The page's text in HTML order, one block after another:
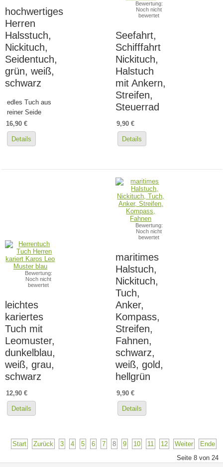
hochwertiges
Herren
Halsstuch,
Nickituch,
Seidentuch,
grün, weiß,
schwarz
edles Tuch aus
reiner Seide
16,90 €
Details
Bewertung:
Noch nicht
bewertet
Seefahrt,
Schifffahrt
Nickituch,
Halstuch
mit Ankern,
Streifen,
Steuerrad
9,90 €
Details
Bewertung:
Noch nicht
bewertet
leichtes
kariertes
Tuch mit
Leomuster,
dunkelblau,
weiß, grau,
schwarz
12,90 €
Details
Bewertung:
Noch nicht
bewertet
maritimes
Halstuch,
Nickituch,
Tuch,
Anker,
Kompass,
Streifen,
Fahnen,
schwarz,
weiß, gold,
hellgrün
9,90 €
Details
Start Zurück 3 4 5 6 7 8 9 10 11 12 Weiter
Ende
Seite 8 von 24